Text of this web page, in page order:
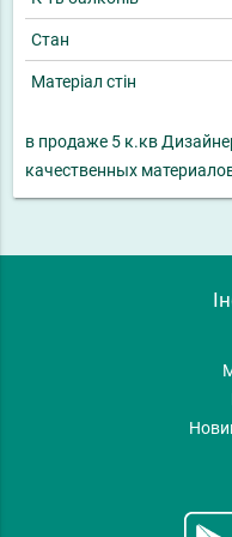
Стан
Матеріал стін
в продаже 5 к.кв
качественных